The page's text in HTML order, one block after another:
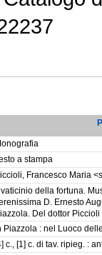
a stampa
Francesco Maria
vaticinio della fortuna.
D. Ernesto
Del dottor Piccioli
Piazzola : nel Luoco
c., [1] c. di tav. ripieg. :